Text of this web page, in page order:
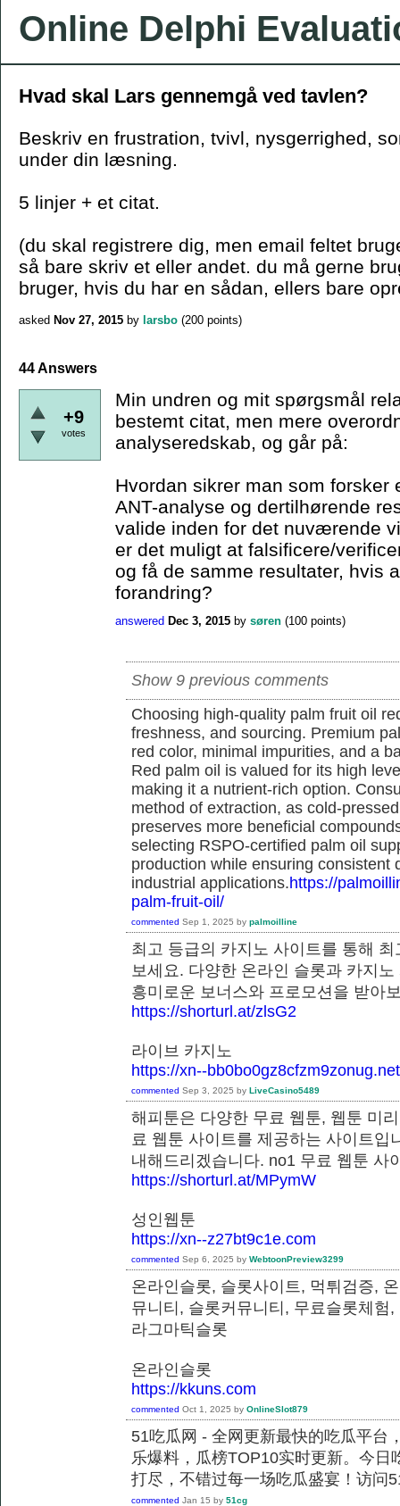
Online Delphi
Hvad skal Lars gennemgå ved tavlen?
Beskriv en frustration, tvivl, nysgerrighed,
under din læsning.
5 linjer + et citat.
(du skal registrere dig, men email feltet
så bare skriv et eller andet. du må gerne
bruger, hvis du har en sådan, ellers bare
asked Nov 27, 2015 by larsbo (200 points)
44 Answers
+9
votes
Min undren og mit spørgsmål
bestemt citat, men mere
analyseredskab, og går på:
Hvordan sikrer man som forsker
ANT-analyse og dertilhørende
valide inden for det nuværende
er det muligt at falsificere/
og få de samme resultater, hvis
forandring?
answered Dec 3, 2015 by søren (100 points)
Show 9 previous comments
Choosing high-quality palm fruit oil
freshness, and sourcing. Premium
red color, minimal impurities, and a
Red palm oil is valued for its high
making it a nutrient-rich option.
method of extraction, as cold-
preserves more beneficial
selecting RSPO-certified palm oil
production while ensuring consistent
industrial applications.https://
palm-fruit-oil/
commented Sep 1, 2025 by palmoilline
최고 등급의 카지노 사이트를 통해
보세요. 다양한 온라인 슬롯과 카지
흥미로운 보너스와 프로모션을 받
https://shorturl.at/zlsG2
라이브 카지노
https://xn--bb0bo0gz8cfzm9zonug.net
commented Sep 3, 2025 by LiveCasino5489
해피툰은 다양한 무료 웹툰, 웹툰 미
료 웹툰 사이트를 제공하는 사이트
내해드리겠습니다. no1 무료 웹툰
https://shorturl.at/MPymW
성인웹툰
https://xn--z27bt9c1e.com
commented Sep 6, 2025 by WebtoonPreview3299
온라인슬롯, 슬롯사이트, 먹튀검증,
뮤니티, 슬롯커뮤니티, 무료슬롯체험
라그마틱슬롯
온라인슬롯
https://kkuns.com
commented Oct 1, 2025 by OnlineSlot879
51吃瓜网 - 全网更新最快的吃瓜平台
乐爆料，瓜榜TOP10实时更新。今
打尽，不错过每一场吃瓜盛宴！访问
commented Jan 15 by 51cg